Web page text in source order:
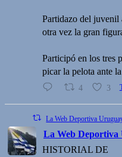
Partidazo del juvenil
otra vez la gran
Participó en los tres
picar la pelota ante
4 3
La Web Deportiva
La Web Deportiva
HISTORIAL DE